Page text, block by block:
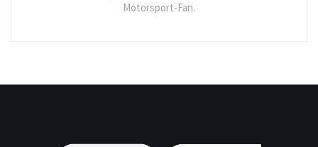
Motorsport-Fan.